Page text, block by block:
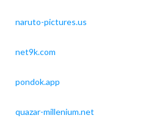
naruto-pictures.us
net9k.com
pondok.app
quazar-millenium.net